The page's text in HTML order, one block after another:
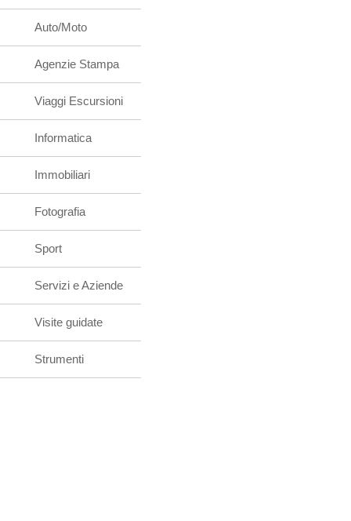
Auto/Moto
Agenzie Stampa
Viaggi Escursioni
Informatica
Immobiliari
Fotografia
Sport
Servizi e Aziende
Visite guidate
Strumenti